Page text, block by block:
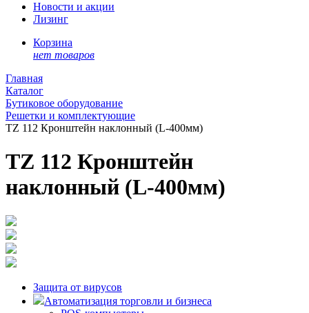
Новости и акции
Лизинг
Корзина
нет товаров
Главная
Каталог
Бутиковое оборудование
Решетки и комплектующие
TZ 112 Кронштейн наклонный (L-400мм)
TZ 112 Кронштейн
наклонный (L-400мм)
Защита от вирусов
Автоматизация торговли и бизнеса